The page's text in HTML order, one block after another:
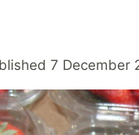
7 December